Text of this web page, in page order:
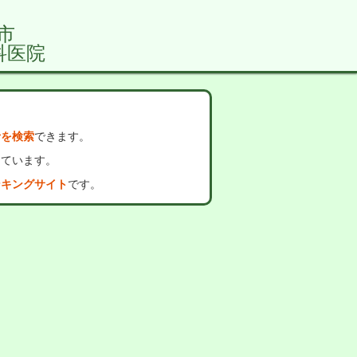
医院
検索できます。
います。
ングサイトです。